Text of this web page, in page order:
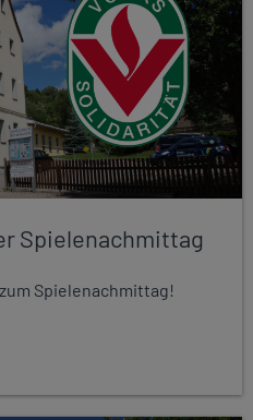
Spielenachmittag
Spielenachmittag!